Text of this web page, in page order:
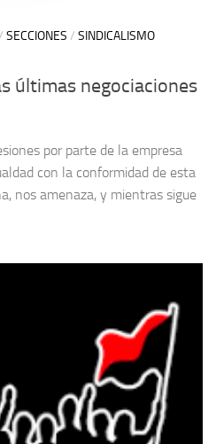
SECCIONES / SINDICALISMO
últimas negociaciones
por parte de la empresa
con la conformidad de esta
nos amenaza, y mientras sigue